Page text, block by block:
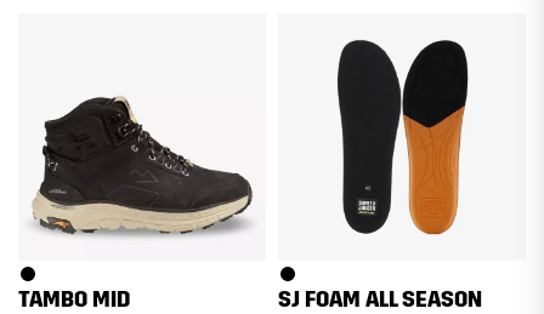
TAMBO MID SJ FOAM ALL SEASON